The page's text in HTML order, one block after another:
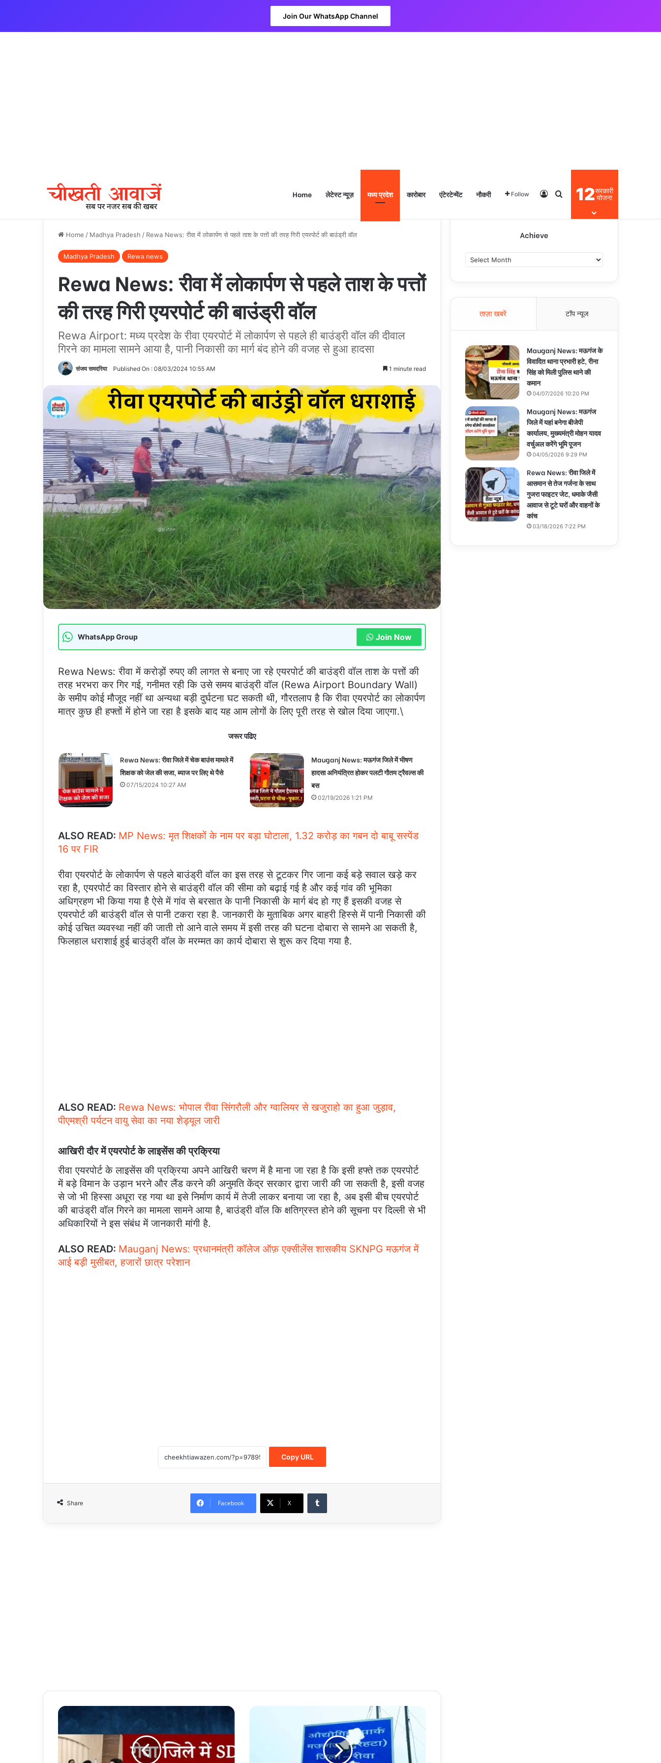
Join Our WhatsApp Channel
Home लेटेस्ट न्यूज़ मध्य प्रदेश कारोबार एंटेरटेन्मेंट नौकरी Follow Log InSearch for
12सरकारी
योजना
Home / Madhya Pradesh / Rewa News: रीवा में लोकार्पण से पहले ताश के पत्तों की तरह गिरी एयरपोर्ट की बाउंड्री वॉल
Madhya Pradesh Rewa news
Rewa News: रीवा में लोकार्पण से पहले ताश के पत्तों
की तरह गिरी एयरपोर्ट की बाउंड्री वॉल
Rewa Airport: मध्य प्रदेश के रीवा एयरपोर्ट में लोकार्पण से पहले ही बाउंड्री वॉल की दीवाल
गिरने का मामला सामने आया है, पानी निकासी का मार्ग बंद होने की वजह से हुआ हादसा
संजय समदरिया Published On : 08/03/2024 10:55 AM 1 minute read
WhatsApp Group Join Now
Rewa News: रीवा में करोड़ों रुपए की लागत से बनाए जा रहे एयरपोर्ट की बाउंड्री वॉल ताश के पत्तों की
तरह भरभरा कर गिर गई, गनीमत रही कि उसे समय बाउंड्री वॉल (Rewa Airport Boundary Wall)
के समीप कोई मौजूद नहीं था अन्यथा बड़ी दुर्घटना घट सकती थी, गौरतलाप है कि रीवा एयरपोर्ट का लोकार्पण
मात्र कुछ ही हफ्तों में होने जा रहा है इसके बाद यह आम लोगों के लिए पूरी तरह से खोल दिया जाएगा.\
जरूर पढिए
Rewa News: रीवा जिले में चेक बाउंस मामले में
शिक्षक को जेल की सजा, ब्याज पर लिए थे पैसे
07/15/2024 10:27 AM
Mauganj News: मऊगंज जिले में भीषण
हादसा अनियंत्रित होकर पलटी गौतम ट्रैवल्स की
बस
02/19/2026 1:21 PM
ALSO READ: MP News: मृत शिक्षकों के नाम पर बड़ा घोटाला, 1.32 करोड़ का गबन दो बाबू सस्पेंड
16 पर FIR
रीवा एयरपोर्ट के लोकार्पण से पहले बाउंड्री वॉल का इस तरह से टूटकर गिर जाना कई बड़े सवाल खड़े कर
रहा है, एयरपोर्ट का विस्तार होने से बाउंड्री वॉल की सीमा को बढ़ाई गई है और कई गांव की भूमिका
अधिग्रहण भी किया गया है ऐसे में गांव से बरसात के पानी निकासी के मार्ग बंद हो गए हैं इसकी वजह से
एयरपोर्ट की बाउंड्री वॉल से पानी टकरा रहा है. जानकारी के मुताबिक अगर बाहरी हिस्से में पानी निकासी की
कोई उचित व्यवस्था नहीं की जाती तो आने वाले समय में इसी तरह की घटना दोबारा से सामने आ सकती है,
फिलहाल धराशाई हुई बाउंड्री वॉल के मरम्मत का कार्य दोबारा से शुरू कर दिया गया है.
ALSO READ: Rewa News: भोपाल रीवा सिंगरौली और ग्वालियर से खजुराहो का हुआ जुड़ाव,
पीएमश्री पर्यटन वायु सेवा का नया शेड्यूल जारी
आखिरी दौर में एयरपोर्ट के लाइसेंस की प्रक्रिया
रीवा एयरपोर्ट के लाइसेंस की प्रक्रिया अपने आखिरी चरण में है माना जा रहा है कि इसी हफ्ते तक एयरपोर्ट
में बड़े विमान के उड़ान भरने और लैंड करने की अनुमति केंद्र सरकार द्वारा जारी की जा सकती है, इसी वजह
से जो भी हिस्सा अधूरा रह गया था इसे निर्माण कार्य में तेजी लाकर बनाया जा रहा है, अब इसी बीच एयरपोर्ट
की बाउंड्री वॉल गिरने का मामला सामने आया है, बाउंड्री वॉल कि क्षतिग्रस्त होने की सूचना पर दिल्ली से भी
अधिकारियों ने इस संबंध में जानकारी मांगी है.
ALSO READ: Mauganj News: प्रधानमंत्री कॉलेज ऑफ़ एक्सीलेंस शासकीय SKNPG मऊगंज में
आई बड़ी मुसीबत, हजारों छात्र परेशान
Copy URL
Share Facebook X
Achieve
c
e
ताज़ा खबरें टॉप न्यूज
Mauganj News: मऊगंज के
विवादित थाना प्रभारी हटे, रीना
सिंह को मिली पुलिस थाने की
कमान
04/07/2026 10:20 PM
Mauganj News: मऊगंज
जिले में यहां बनेगा बीजेपी
कार्यालय, मुख्यमंत्री मोहन यादव
वर्चुअल करेंगे भूमि पूजन
04/05/2026 9:29 PM
Rewa News: रीवा जिले में
आसमान से तेज गर्जना के साथ
गुजरा फाइटर जेट, धमाके जैसी
आवाज से टूटे घरों और वाहनों के
कांच
03/18/2026 7:22 PM